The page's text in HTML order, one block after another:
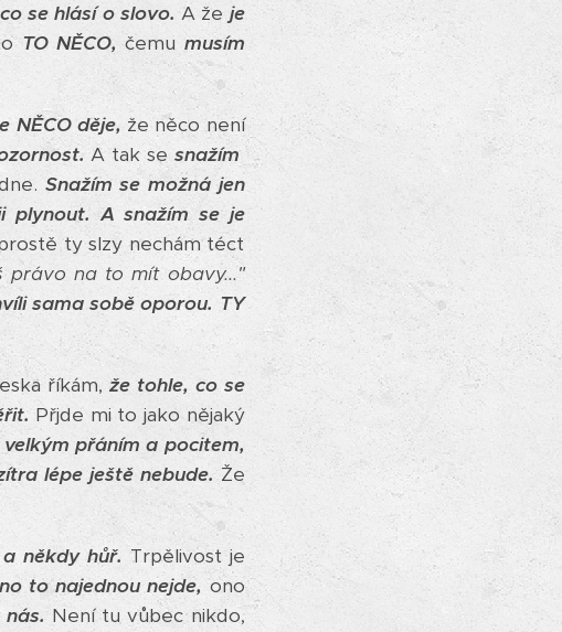
co se hlásí o slovo. A že je
TO NĚCO, čemu musím
NĚCO děje, že něco není
A tak se snažím
Snažím se možná jen
plynout. A snažím se je
ty slzy nechám téct
právo na to mít obavy..."
sama sobě oporou. TY
říkám, že tohle, co se
Přjde mi to jako nějaký
přáním a pocitem,
lépe ještě nebude. Že
někdy hůř. Trpělivost je
to najednou nejde,ono
Není tu vůbec nikdo,